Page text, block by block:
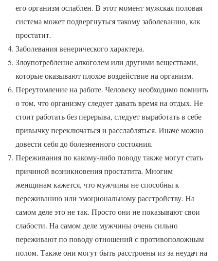
его организм ослаблен. В этот момент мужская половая
система может подвергнуться такому заболеванию, как
простатит.
Заболевания венерического характера.
Злоупотребление алкоголем или другими веществами,
которые оказывают плохое воздействие на организм.
Переутомление на работе. Человеку необходимо помнить
о том, что организму следует давать время на отдых. Не
стоит работать без перерыва, следует выработать в себе
привычку переключаться и расслабляться. Иначе можно
довести себя до болезненного состояния.
Переживания по какому-либо поводу также могут стать
причиной возникновения простатита. Многим
женщинам кажется, что мужчины не способны к
переживанию или эмоциональному расстройству. На
самом деле это не так. Просто они не показывают свои
слабости. На самом деле мужчины очень сильно
переживают по поводу отношений с противоположным
полом. Также они могут быть расстроены из-за неудач на